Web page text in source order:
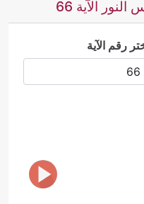
الآية 66
رقم الآية